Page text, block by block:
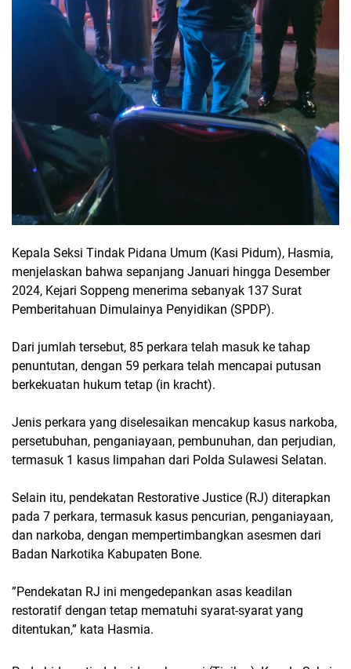
Kepala Seksi Tindak Pidana Umum (Kasi Pidum), Hasmia,
menjelaskan bahwa sepanjang Januari hingga Desember
2024, Kejari Soppeng menerima sebanyak 137 Surat
Pemberitahuan Dimulainya Penyidikan (SPDP).
Dari jumlah tersebut, 85 perkara telah masuk ke tahap
penuntutan, dengan 59 perkara telah mencapai putusan
berkekuatan hukum tetap (in kracht).
Jenis perkara yang diselesaikan mencakup kasus narkoba,
persetubuhan, penganiayaan, pembunuhan, dan perjudian,
termasuk 1 kasus limpahan dari Polda Sulawesi Selatan.
Selain itu, pendekatan Restorative Justice (RJ) diterapkan
pada 7 perkara, termasuk kasus pencurian, penganiayaan,
dan narkoba, dengan mempertimbangkan asesmen dari
Badan Narkotika Kabupaten Bone.
”Pendekatan RJ ini mengedepankan asas keadilan
restoratif dengan tetap mematuhi syarat-syarat yang
ditentukan,” kata Hasmia.